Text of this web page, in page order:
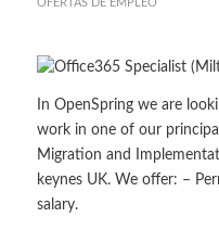
OFERTAS DE EMPLEO
In OpenSpring we are
work in one of our
Migration and
keynes UK. We offer: –
salary.